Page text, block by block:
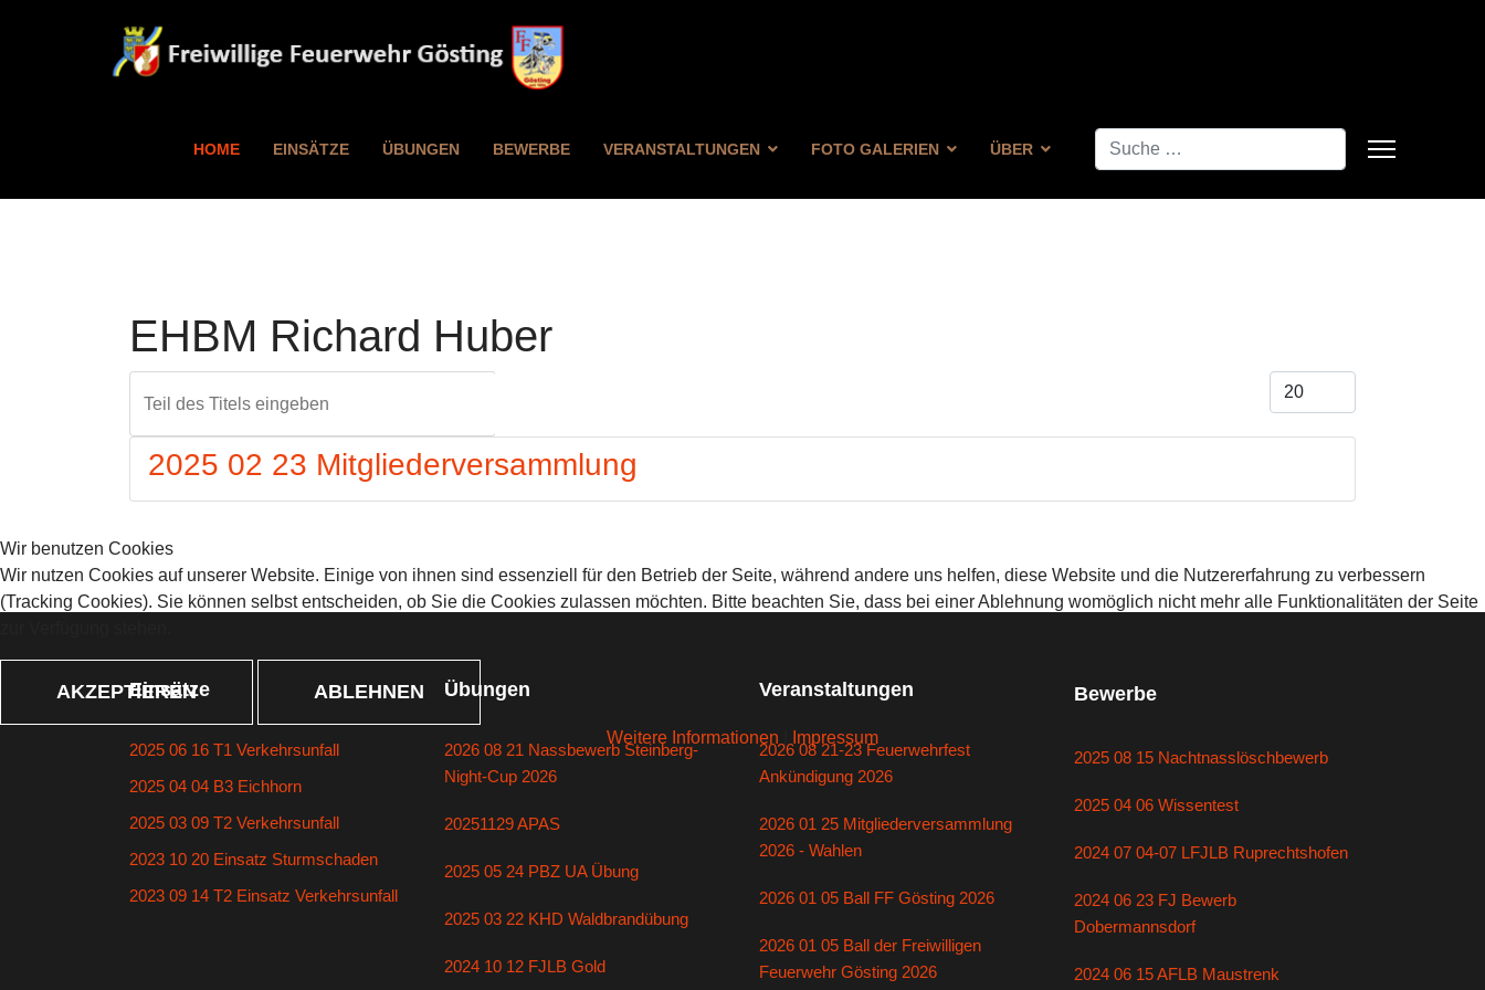
HOME EINSÄTZE ÜBUNGEN BEWERBE VERANSTALTUNGEN FOTO GALERIEN ÜBER Suchen
EHBM Richard Huber
Anzeige #
2025 02 23 Mitgliederversammlung
Einsätze
2025 06 16 T1 Verkehrsunfall
2025 04 04 B3 Eichhorn
2025 03 09 T2 Verkehrsunfall
2023 10 20 Einsatz Sturmschaden
2023 09 14 T2 Einsatz Verkehrsunfall
Übungen
2026 08 21 Nassbewerb Steinberg-
Night-Cup 2026
20251129 APAS
2025 05 24 PBZ UA Übung
2025 03 22 KHD Waldbrandübung
2024 10 12 FJLB Gold
Veranstaltungen
2026 08 21-23 Feuerwehrfest
Ankündigung 2026
2026 01 25 Mitgliederversammlung
2026 - Wahlen
2026 01 05 Ball FF Gösting 2026
2026 01 05 Ball der Freiwilligen
Feuerwehr Gösting 2026
Bewerbe
2025 08 15 Nachtnasslöschbewerb
2025 04 06 Wissentest
2024 07 04-07 LFJLB Ruprechtshofen
2024 06 23 FJ Bewerb
Dobermannsdorf
2024 06 15 AFLB Maustrenk
Wir benutzen Cookies
Wir nutzen Cookies auf unserer Website. Einige von ihnen sind essenziell für den Betrieb der Seite, während andere uns helfen, diese Website und die Nutzererfahrung zu verbessern
(Tracking Cookies). Sie können selbst entscheiden, ob Sie die Cookies zulassen möchten. Bitte beachten Sie, dass bei einer Ablehnung womöglich nicht mehr alle Funktionalitäten der Seite
AKZEPTIEREN ABLEHNEN
Weitere Informationen Impressum